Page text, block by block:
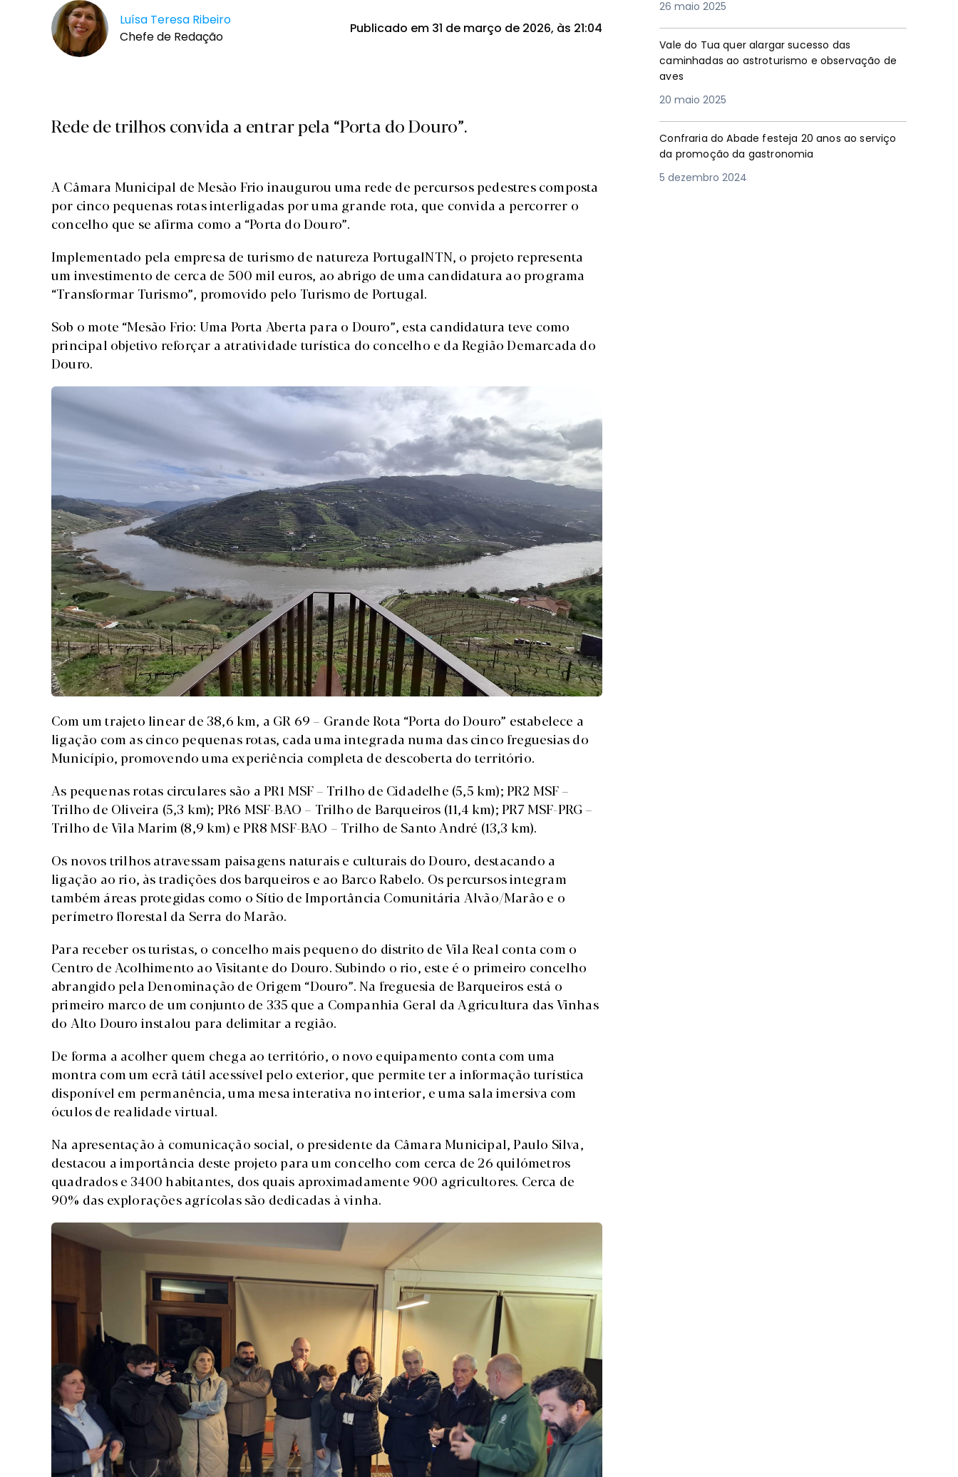
Luísa Teresa Ribeiro
Chefe de Redação
Publicado em 31 de março de 2026, às 21:04
Rede de trilhos convida a entrar pela “Porta do Douro”.
A Câmara Municipal de Mesão Frio inaugurou uma rede de percursos pedestres composta
por cinco pequenas rotas interligadas por uma grande rota, que convida a percorrer o
concelho que se afirma como a “Porta do Douro”.
Implementado pela empresa de turismo de natureza PortugalNTN, o projeto representa
um investimento de cerca de 500 mil euros, ao abrigo de uma candidatura ao programa
“Transformar Turismo”, promovido pelo Turismo de Portugal.
Sob o mote “Mesão Frio: Uma Porta Aberta para o Douro”, esta candidatura teve como
principal objetivo reforçar a atratividade turística do concelho e da Região Demarcada do
Douro.
Com um trajeto linear de 38,6 km, a GR 69 – Grande Rota “Porta do Douro” estabelece a
ligação com as cinco pequenas rotas, cada uma integrada numa das cinco freguesias do
Município, promovendo uma experiência completa de descoberta do território.
As pequenas rotas circulares são a PR1 MSF – Trilho de Cidadelhe (5,5 km); PR2 MSF –
Trilho de Oliveira (5,3 km); PR6 MSF-BAO – Trilho de Barqueiros (11,4 km); PR7 MSF-PRG –
Trilho de Vila Marim (8,9 km) e PR8 MSF-BAO – Trilho de Santo André (13,3 km).
Os novos trilhos atravessam paisagens naturais e culturais do Douro, destacando a
ligação ao rio, às tradições dos barqueiros e ao Barco Rabelo. Os percursos integram
também áreas protegidas como o Sítio de Importância Comunitária Alvão/Marão e o
perímetro florestal da Serra do Marão.
Para receber os turistas, o concelho mais pequeno do distrito de Vila Real conta com o
Centro de Acolhimento ao Visitante do Douro. Subindo o rio, este é o primeiro concelho
abrangido pela Denominação de Origem “Douro”. Na freguesia de Barqueiros está o
primeiro marco de um conjunto de 335 que a Companhia Geral da Agricultura das Vinhas
do Alto Douro instalou para delimitar a região.
De forma a acolher quem chega ao território, o novo equipamento conta com uma
montra com um ecrã tátil acessível pelo exterior, que permite ter a informação turística
disponível em permanência, uma mesa interativa no interior, e uma sala imersiva com
óculos de realidade virtual.
Na apresentação à comunicação social, o presidente da Câmara Municipal, Paulo Silva,
destacou a importância deste projeto para um concelho com cerca de 26 quilómetros
quadrados e 3400 habitantes, dos quais aproximadamente 900 agricultores. Cerca de
90% das explorações agrícolas são dedicadas à vinha.
26 maio 2025
Vale do Tua quer alargar sucesso das
caminhadas ao astroturismo e observação de
aves
20 maio 2025
Confraria do Abade festeja 20 anos ao serviço
da promoção da gastronomia
5 dezembro 2024